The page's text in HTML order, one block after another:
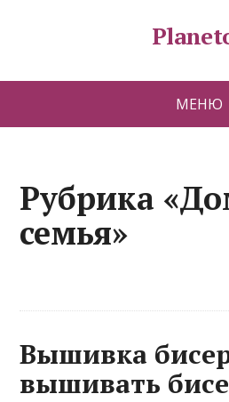
МЕНЮ
Рубрика
семья»
Вышивка
вышивать